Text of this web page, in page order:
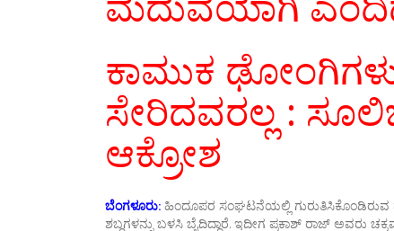
ಕಾಮುಕ
ಸೇರಿದವರಲ್ಲ :
ಆಕ್ರೋಶ
ಬೆಂಗಳೂರು: ಹಿಂದೂಪರ ಸಂಘಟನೆಯಲ್ಲಿ ಗುರುತಿಸಿಕೊಂಡಿರುವ
ಶಬ್ದಗಳನ್ನು ಬಳಸಿ ಬೈದಿದ್ದಾರೆ. ಇದೀಗ ಪ್ರಕಾಶ್‌ ರಾಜ್‌ ಅವರು